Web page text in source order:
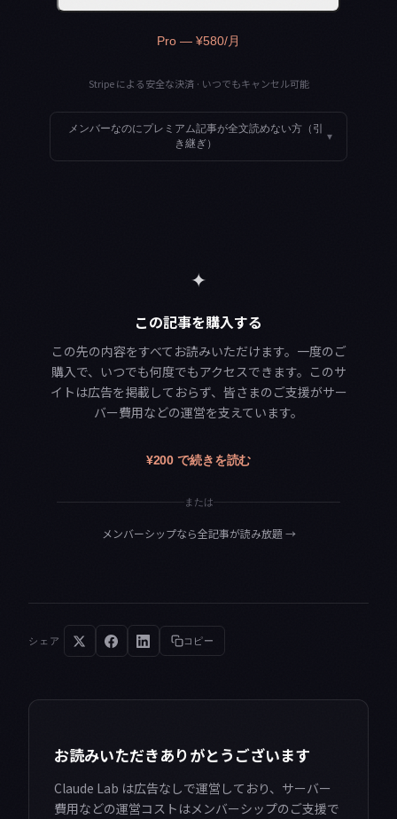
Pro — ¥580/月
Stripe による安全な決済 · いつでもキャンセル可能
メンバーなのにプレミアム記事が全文読めない方（引
き継ぎ）
▾
✦
この記事を購入する
この先の内容をすべてお読みいただけます。一度のご
購入で、いつでも何度でもアクセスできます。このサ
イトは広告を掲載しておらず、皆さまのご支援がサー
バー費用などの運営を支えています。
¥200 で続きを読む
または
メンバーシップなら全記事が読み放題→
シェア コピー
お読みいただきありがとうございます
Claude Lab は広告なしで運営しており、サーバー
費用などの運営コストはメンバーシップのご支援で